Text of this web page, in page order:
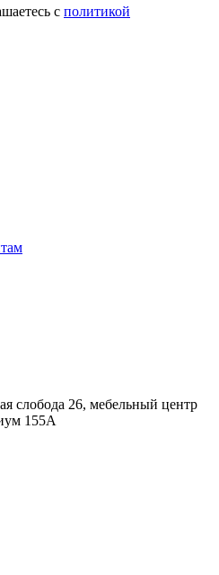
с политикой
слобода 26, мебельный центр
155А